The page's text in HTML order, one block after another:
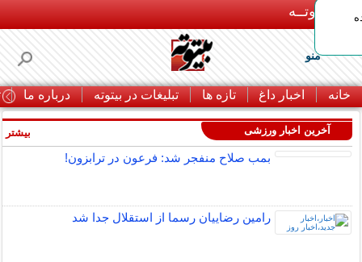
بـیتوتــه
منو
خانه اخبار داغ تازه ها تبلیغات در بیتوته درباره ما
آخرین اخبار ورزشی
بمب صلاح منفجر شد: فرعون در ترابزون!
رامین رضاییان رسما از استقلال جدا شد
بیشتر